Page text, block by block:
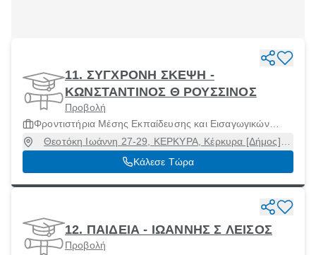
11. ΣΥΓΧΡΟΝΗ ΣΚΕΨΗ -
ΚΩΝΣΤΑΝΤΙΝΟΣ Θ ΡΟΥΣΣΙΝΟΣ
Προβολή
Φροντιστήρια Μέσης Εκπαίδευσης και Εισαγωγικών
Εξετάσεων Ανωτάτων Σχολών
Θεοτόκη Ιωάννη 27-29, ΚΕΡΚΥΡΑ, Κέρκυρα [Δήμος],
Κέρκυρα, 49100
Κάλεσε Τώρα
12. ΠΑΙΔΕΙΑ - ΙΩΑΝΝΗΣ Σ ΛΕΙΣΟΣ
Προβολή